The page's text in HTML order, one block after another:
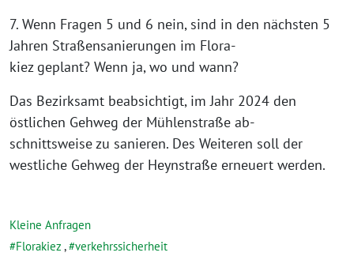
7. Wenn Fragen 5 und 6 nein, sind in den nächsten 5
Jahren Straßensanierungen im Flora-
kiez geplant? Wenn ja, wo und wann?
Das Bezirksamt beabsichtigt, im Jahr 2024 den
östlichen Gehweg der Mühlenstraße ab-
schnittsweise zu sanieren. Des Weiteren soll der
westliche Gehweg der Heynstraße erneuert werden.
Kleine Anfragen
Florakiez , verkehrssicherheit